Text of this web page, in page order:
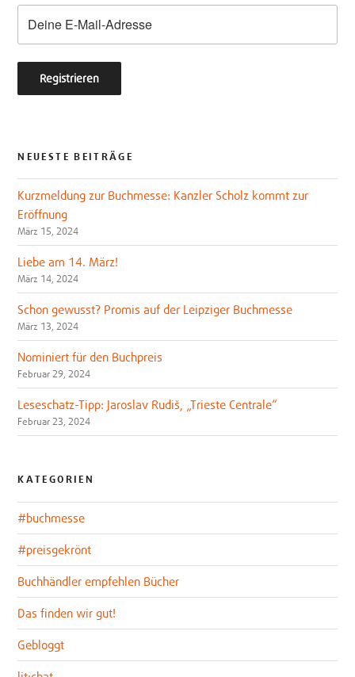
NEUESTE BEITRÄGE
Kurzmeldung zur Buchmesse: Kanzler Scholz kommt zur
Eröffnung
März 15, 2024
Liebe am 14. März!
März 14, 2024
Schon gewusst? Promis auf der Leipziger Buchmesse
März 13, 2024
Nominiert für den Buchpreis
Februar 29, 2024
Leseschatz-Tipp: Jaroslav Rudiš, „Trieste Centrale“
Februar 23, 2024
KATEGORIEN
#buchmesse
#preisgekrönt
Buchhändler empfehlen Bücher
Das finden wir gut!
Gebloggt